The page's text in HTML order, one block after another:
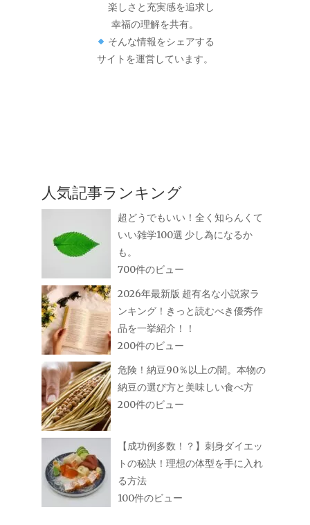
楽しさと充実感を追求し
幸福の理解を共有。
そんな情報をシェアする
サイトを運営しています。
人気記事ランキング
超どうでもいい！全く知らんくて
いい雑学100選 少し為になるか
も。
700件のビュー
2026年最新版 超有名な小説家ラ
ンキング！きっと読むべき優秀作
品を一挙紹介！！
200件のビュー
危険！納豆90％以上の闇。本物の
納豆の選び方と美味しい食べ方
200件のビュー
【成功例多数！？】刺身ダイエッ
トの秘訣！理想の体型を手に入れ
る方法
100件のビュー